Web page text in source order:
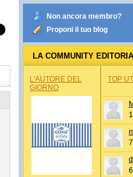
Non ancora membro?
Proponi il tuo blog
LA COMMUNITY
L'AUTORE DEL
GIORNO
TOP